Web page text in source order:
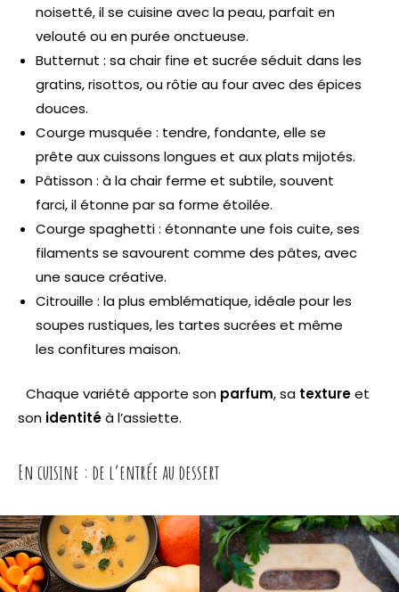
noisetté, il se cuisine avec la peau, parfait en
velouté ou en purée onctueuse.
Butternut : sa chair fine et sucrée séduit dans les
gratins, risottos, ou rôtie au four avec des épices
douces.
Courge musquée : tendre, fondante, elle se
prête aux cuissons longues et aux plats mijotés.
Pâtisson : à la chair ferme et subtile, souvent
farci, il étonne par sa forme étoilée.
Courge spaghetti : étonnante une fois cuite, ses
filaments se savourent comme des pâtes, avec
une sauce créative.
Citrouille : la plus emblématique, idéale pour les
soupes rustiques, les tartes sucrées et même
les confitures maison.
Chaque variété apporte son parfum, sa textureet
son identitéà l’assiette.
En cuisine : de l’entrée au dessert